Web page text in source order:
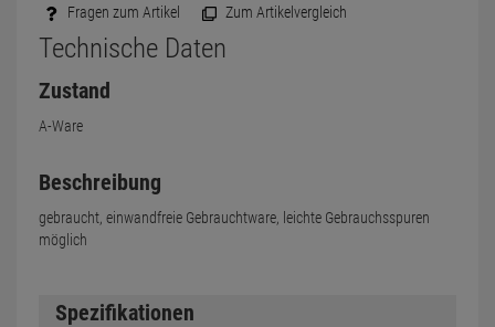
Fragen zum Artikel Zum Artikelvergleich
Technische Daten
Zustand
A-Ware
Beschreibung
gebraucht, einwandfreie Gebrauchtware, leichte Gebrauchsspuren
möglich
Spezifikationen